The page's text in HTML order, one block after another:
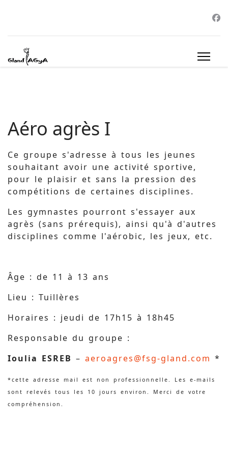
Aéro agrès I
Ce groupe s'adresse à tous les jeunes
souhaitant avoir une activité sportive,
pour le plaisir et sans la pression des
compétitions de certaines disciplines.
Les gymnastes pourront s'essayer aux
agrès (sans prérequis), ainsi qu'à d'autres
disciplines comme l'aérobic, les jeux, etc.
Âge : de 11 à 13 ans
Lieu : Tuillères
Horaires : jeudi de 17h15 à 18h45
Responsable du groupe :
Ioulia ESREB – aeroagres@fsg-gland.com *
*cette adresse mail est non professionnelle. Les e-mails
sont relevés tous les 10 jours environ. Merci de votre
compréhension.